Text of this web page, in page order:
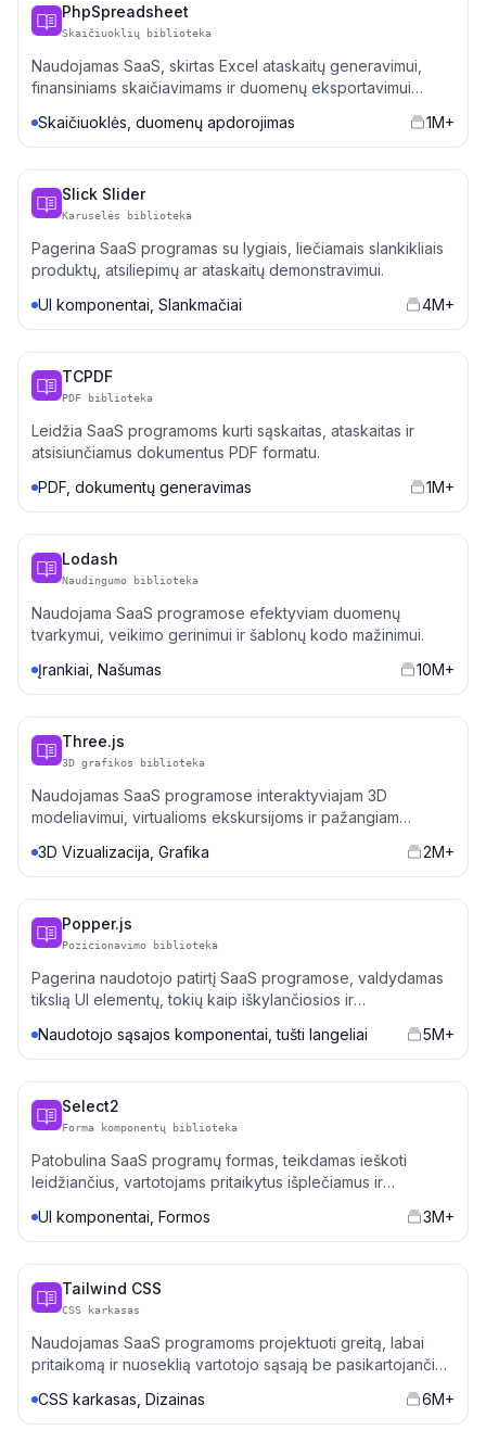
PhpSpreadsheet
Skaičiuoklių biblioteka
Naudojamas SaaS, skirtas Excel ataskaitų generavimui,
finansiniams skaičiavimams ir duomenų eksportavimui
Skaičiuoklės, duomenų apdorojimas 1M+
Slick Slider
Karuselės biblioteka
Pagerina SaaS programas su lygiais, liečiamais slankikliais
produktų, atsiliepimų ar ataskaitų demonstravimui.
UI komponentai, Slankmačiai
4M+
TCPDF
PDF biblioteka
Leidžia SaaS programoms kurti sąskaitas, ataskaitas ir
atsisiunčiamus dokumentus PDF formatu.
PDF, dokumentų generavimas
1M+
Lodash
Naudingumo biblioteka
Naudojama SaaS programose efektyviam duomenų
tvarkymui, veikimo gerinimui ir šablonų kodo mažinimui.
Įrankiai, Našumas
10M+
Three.js
3D grafikos biblioteka
Naudojamas SaaS programose interaktyviajam 3D
modeliavimui, virtualioms ekskursijoms ir pažangiam
3D Vizualizacija, Grafika 2M+
Popper.js
Pozicionavimo biblioteka
Pagerina naudotojo patirtį SaaS programose, valdydamas
tikslią UI elementų, tokių kaip iškylančiosios ir
Naudotojo sąsajos komponentai, tušti langeliai 5M+
Select2
Forma komponentų biblioteka
Patobulina SaaS programų formas, teikdamas ieškoti
leidžiančius, vartotojams pritaikytus išplečiamus ir
UI komponentai, Formos 3M+
Tailwind CSS
CSS karkasas
Naudojamas SaaS programoms projektuoti greitą, labai
pritaikomą ir nuoseklią vartotojo sąsają be pasikartojančio
CSS karkasas, Dizainas 6M+